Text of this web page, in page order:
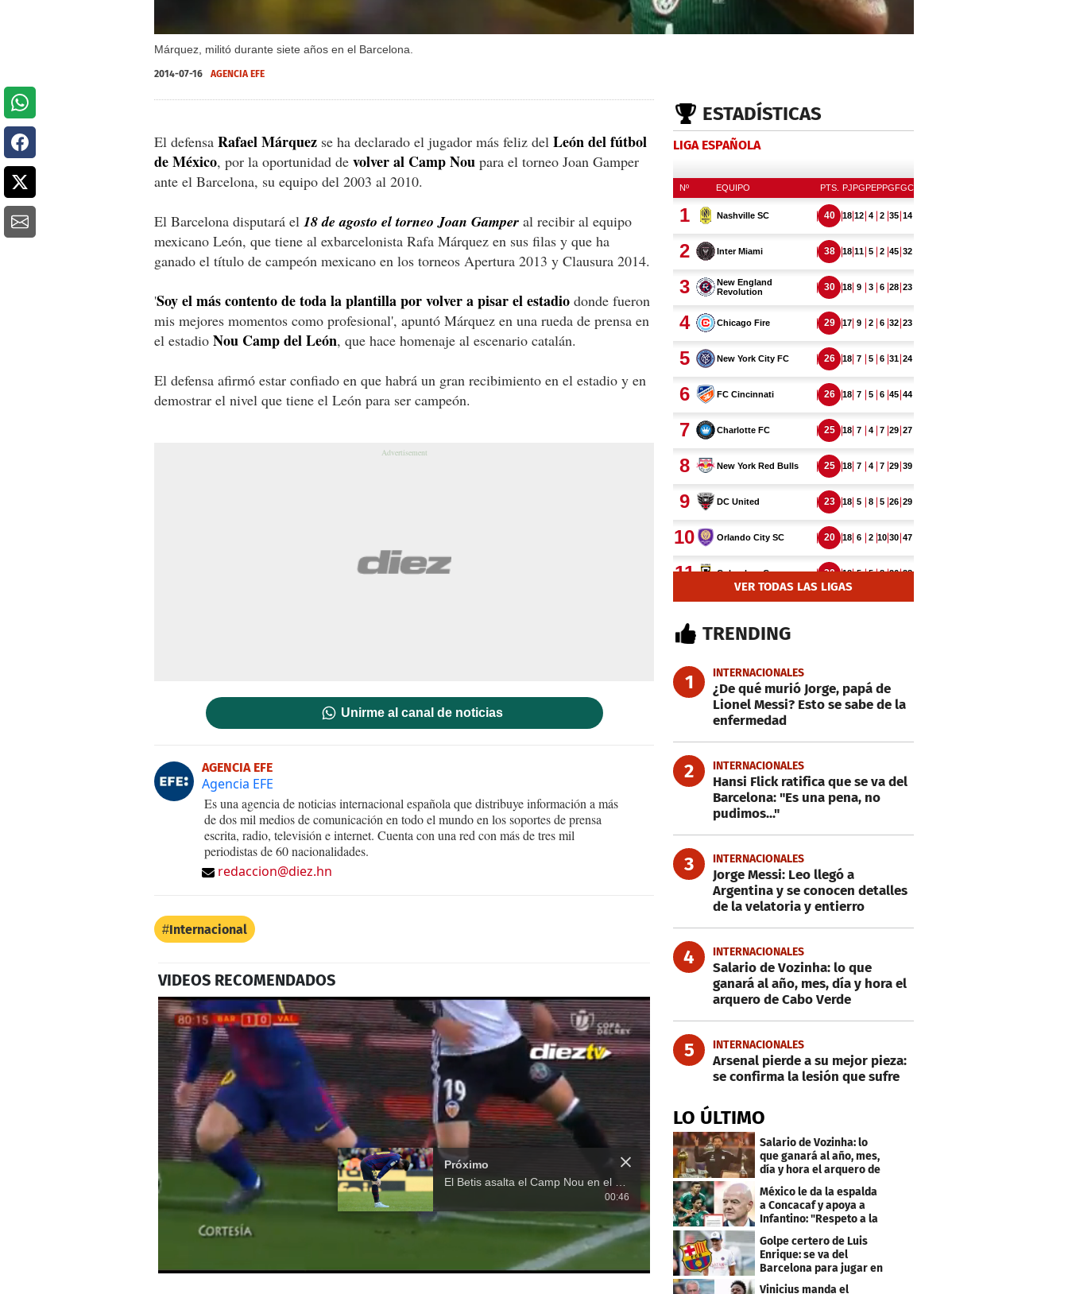
Márquez, militó durante siete años en el Barcelona.
2014-07-16 AGENCIA EFE
El defensa Rafael Márquez se ha declarado el jugador más feliz del León del fútbol
de México, por la oportunidad de volver al Camp Nou para el torneo Joan Gamper
ante el Barcelona, su equipo del 2003 al 2010.
El Barcelona disputará el 18 de agosto el torneo Joan Gamper al recibir al equipo
mexicano León, que tiene al exbarcelonista Rafa Márquez en sus filas y que ha
ganado el título de campeón mexicano en los torneos Apertura 2013 y Clausura 2014.
'Soy el más contento de toda la plantilla por volver a pisar el estadio donde fueron
mis mejores momentos como profesional', apuntó Márquez en una rueda de prensa en
el estadio Nou Camp del León, que hace homenaje al escenario catalán.
El defensa afirmó estar confiado en que habrá un gran recibimiento en el estadio y en
demostrar el nivel que tiene el León para ser campeón.
Unirme al canal de noticias
AGENCIA EFE
Agencia EFE
Es una agencia de noticias internacional española que distribuye información a más
de dos mil medios de comunicación en todo el mundo en los soportes de prensa
escrita, radio, televisión e internet. Cuenta con una red con más de tres mil
periodistas de 60 nacionalidades.
redaccion@diez.hn
Internacional
VIDEOS RECOMENDADOS
Próximo
El Betis asalta el Camp Nou en el regreso de Messi
00:46
ESTADÍSTICAS
LIGA ESPAÑOLA
VER TODAS LAS LIGAS
TRENDING
1 INTERNACIONALES
¿De qué murió Jorge, papá de
Lionel Messi? Esto se sabe de la
enfermedad
2 INTERNACIONALES
Hansi Flick ratifica que se va del
Barcelona: "Es una pena, no
pudimos..."
3 INTERNACIONALES
Jorge Messi: Leo llegó a
Argentina y se conocen detalles
de la velatoria y entierro
4 INTERNACIONALES
Salario de Vozinha: lo que
ganará al año, mes, día y hora el
arquero de Cabo Verde
5 INTERNACIONALES
Arsenal pierde a su mejor pieza:
se confirma la lesión que sufre
LO ÚLTIMO
Salario de Vozinha: lo
que ganará al año, mes,
día y hora el arquero de
Cabo Verde
México le da la espalda
a Concacaf y apoya a
Infantino: "Respeto a la
gobernanza"
Golpe certero de Luis
Enrique: se va del
Barcelona para jugar en
el PSG
Vinicius manda el